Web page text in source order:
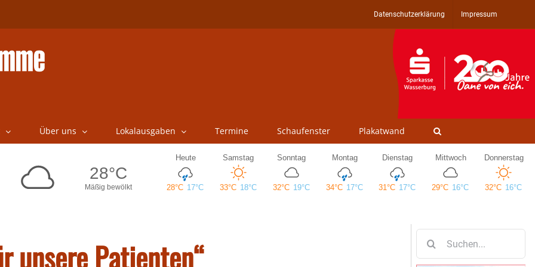
Datenschutzerklärung Impressum
Über uns Lokalausgaben Termine Schaufenster Plakatwand
unsere Patienten“
nach: